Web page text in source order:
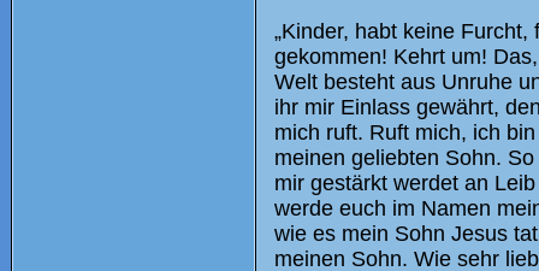
„Kinder, habt keine
gekommen! Kehrt um!
Welt besteht aus Unruhe
ihr mir Einlass gewährt,
mich ruft. Ruft mich, ich
meinen geliebten Sohn.
mir gestärkt werdet an
werde euch im Namen
wie es mein Sohn Jesus
meinen Sohn. Wie sehr